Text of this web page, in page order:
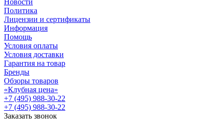
Новости
Политика
Лицензии и сертификаты
Информация
Помощь
Условия оплаты
Условия доставки
Гарантия на товар
Бренды
Обзоры товаров
«Клубная цена»
+7 (495) 988-30-22
+7 (495) 988-30-22
Заказать звонок